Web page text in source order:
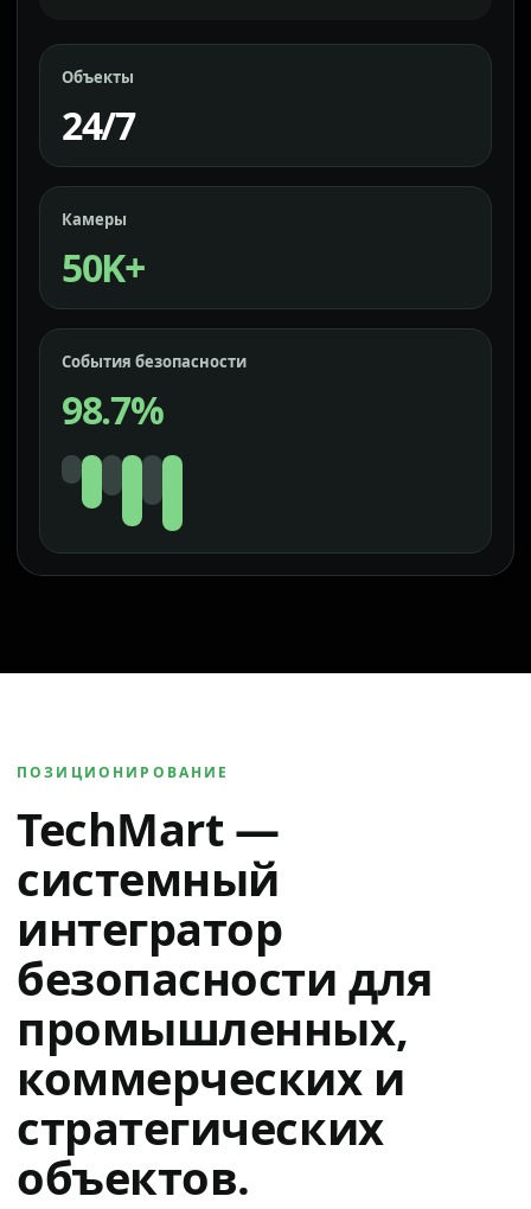
Объекты
24/7
Камеры
50K+
События безопасности
98.7%
ПОЗИЦИОНИРОВАНИЕ
TechMart —
системный
интегратор
безопасности для
промышленных,
коммерческих и
стратегических
объектов.